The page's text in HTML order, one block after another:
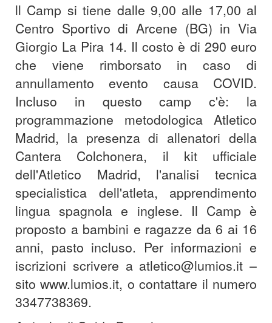
ll Camp si tiene dalle 9,00 alle 17,00 al
Centro Sportivo di Arcene (BG) in Via
Giorgio La Pira 14. Il costo è di 290 euro
che viene rimborsato in caso di
annullamento evento causa COVID.
Incluso in questo camp c'è: la
programmazione metodologica Atletico
Madrid, la presenza di allenatori della
Cantera Colchonera, il kit ufficiale
dell'Atletico Madrid, l'analisi tecnica
specialistica dell'atleta, apprendimento
lingua spagnola e inglese. Il Camp è
proposto a bambini e ragazze da 6 ai 16
anni, pasto incluso. Per informazioni e
iscrizioni scrivere a atletico@lumios.it –
sito www.lumios.it, o contattare il numero
3347738369.